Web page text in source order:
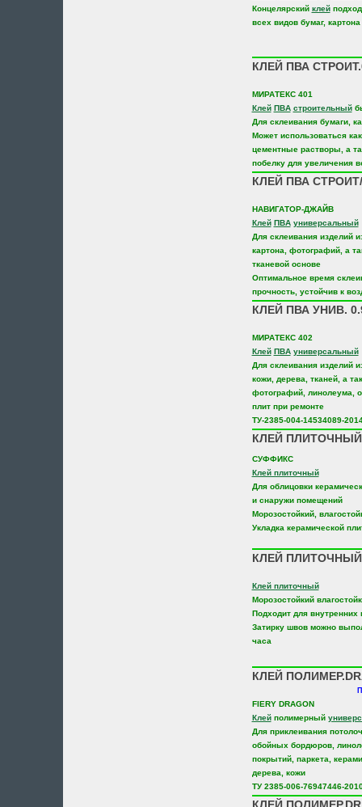
Концелярский клей
всех видов бумаг, картона
КЛЕЙ ПВА
МИРАТЕКС 401
Клей ПВА строительный
Для склеивания бумаги,
Может использоваться
цементные растворы, а
побелку для увеличения
КЛЕЙ ПВА
НАВИГАТОР-ДЖАЙВ
Клей ПВА универсальный
Для склеивания изделий
картона, фотографий, а
тканевой основе
Оптимальное время
прочность, устойчив к
КЛЕЙ ПВА УНИВ.
МИРАТЕКС 402
Клей ПВА универсальный
Для склеивания изделий
кожи, дерева, тканей, а
фотографий, линолеума,
плит при ремонте
ТУ-2385-004-14534089-
КЛЕЙ
СУФФИКС
Клей плиточный
Для облицовки
и снаружи помещений
Морозостойкий,
Укладка керамической
КЛЕЙ
Клей плиточный
Морозостойкий
Подходит для
Затирку швов можно
часа
КЛЕЙ
FIERY DRAGON
Клейполимерный
Для приклеивания
обойных бордюров,
покрытий, паркета,
дерева, кожи
ТУ 2385-006-76947446-